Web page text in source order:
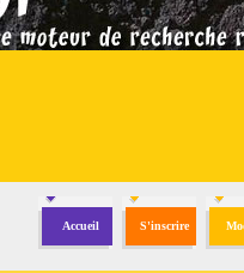
Accueil S'inscrire